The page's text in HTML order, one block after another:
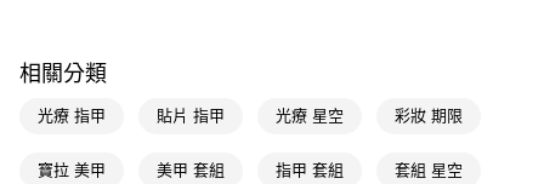
後付繳納相關費用。
※ 交易是否成功請以「AFTEE先享後付 」之結帳頁面顯示為準，若有關於
客戶支援中心」
https://netprotections.freshdesk.com/support/home
【注意事項】
相關分類
光療 指甲 貼片 指甲 光療 星空 彩妝 期限
寶拉 美甲 美甲 套組 指甲 套組 套組 星空